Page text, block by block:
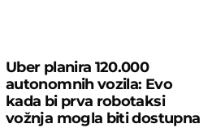
Uber planira 120.000
autonomnih vozila: Evo
kada bi prva robotaksi
vožnja mogla biti dostupna